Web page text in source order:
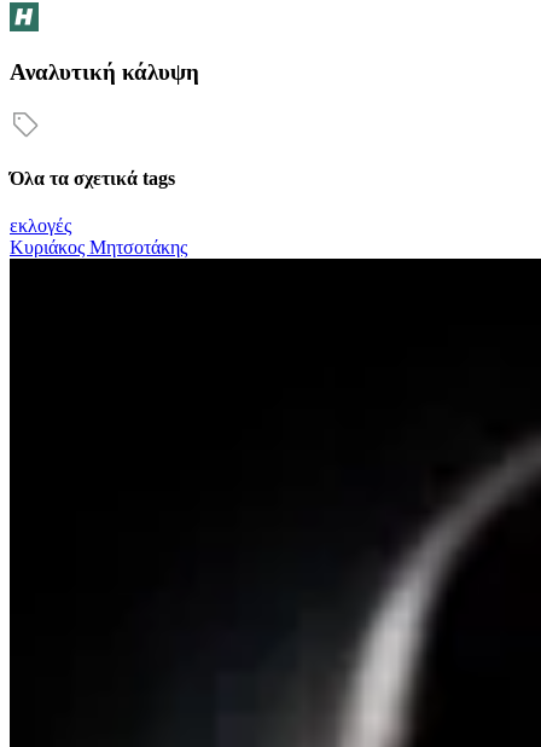
Αναλυτική κάλυψη
Όλα τα σχετικά tags
εκλογές
Κυριάκος Μητσοτάκης